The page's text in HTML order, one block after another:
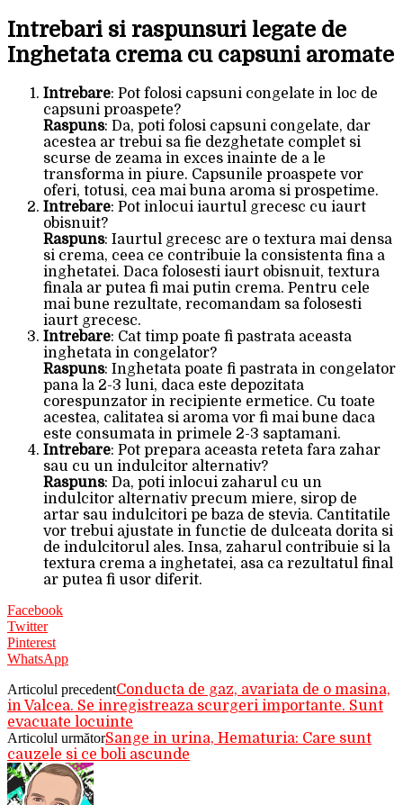
Intrebari si raspunsuri legate de
Inghetata crema cu capsuni aromate
Intrebare: Pot folosi capsuni congelate in loc de
capsuni proaspete?
Raspuns: Da, poti folosi capsuni congelate, dar
acestea ar trebui sa fie dezghetate complet si
scurse de zeama in exces inainte de a le
transforma in piure. Capsunile proaspete vor
oferi, totusi, cea mai buna aroma si prospetime.
Intrebare: Pot inlocui iaurtul grecesc cu iaurt
obisnuit?
Raspuns: Iaurtul grecesc are o textura mai densa
si crema, ceea ce contribuie la consistenta fina a
inghetatei. Daca folosesti iaurt obisnuit, textura
finala ar putea fi mai putin crema. Pentru cele
mai bune rezultate, recomandam sa folosesti
iaurt grecesc.
Intrebare: Cat timp poate fi pastrata aceasta
inghetata in congelator?
Raspuns: Inghetata poate fi pastrata in congelator
pana la 2-3 luni, daca este depozitata
corespunzator in recipiente ermetice. Cu toate
acestea, calitatea si aroma vor fi mai bune daca
este consumata in primele 2-3 saptamani.
Intrebare: Pot prepara aceasta reteta fara zahar
sau cu un indulcitor alternativ?
Raspuns: Da, poti inlocui zaharul cu un
indulcitor alternativ precum miere, sirop de
artar sau indulcitori pe baza de stevia. Cantitatile
vor trebui ajustate in functie de dulceata dorita si
de indulcitorul ales. Insa, zaharul contribuie si la
textura crema a inghetatei, asa ca rezultatul final
ar putea fi usor diferit.
Facebook
Twitter
Pinterest
WhatsApp
Articolul precedentConducta de gaz, avariata de o masina,
in Valcea. Se inregistreaza scurgeri importante. Sunt
evacuate locuinte
Articolul următorSange in urina, Hematuria: Care sunt
cauzele si ce boli ascunde